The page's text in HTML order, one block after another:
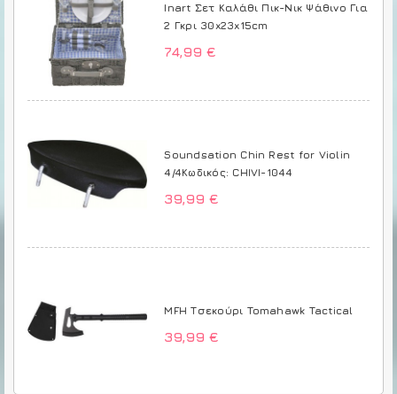
Inart Σετ Καλάθι Πικ-Νικ Ψάθινο Για
2 Γκρι 30x23x15cm
74,99 €
Soundsation Chin Rest for Violin
4/4Κωδικός: CHIVI-1044
39,99 €
MFH Τσεκούρι Tomahawk Tactical
39,99 €